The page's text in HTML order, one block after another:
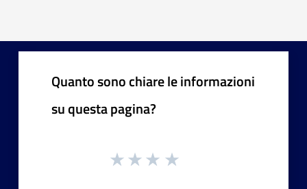
Quanto sono chiare le informazioni
su questa pagina?